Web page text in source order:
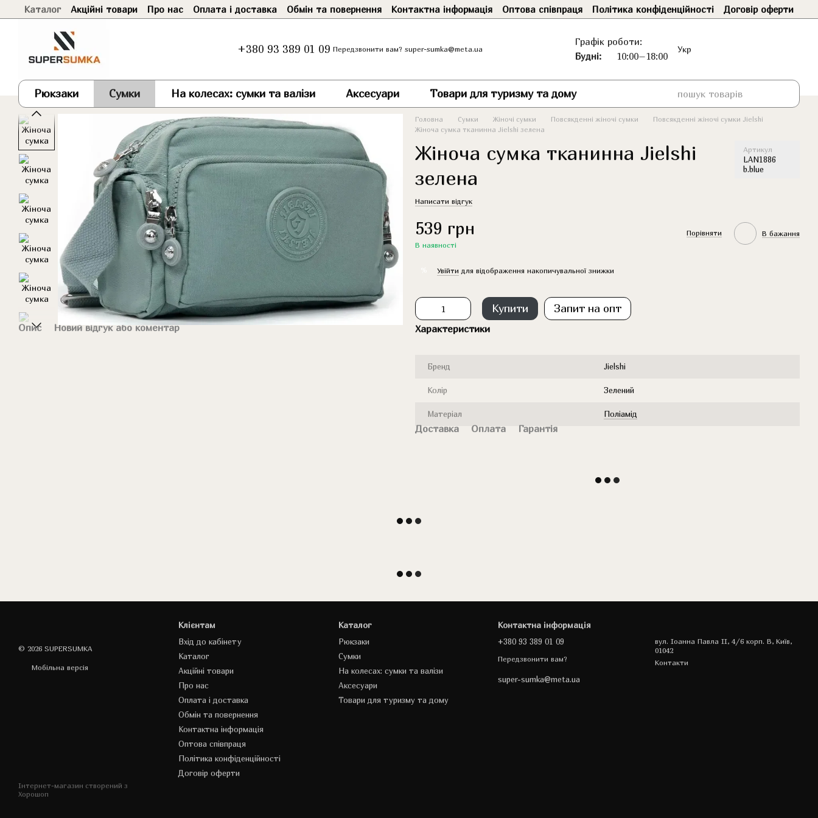
Перейти до основного контенту
Каталог Акційні товари Про нас Оплата і доставка Обмін та повернення Контактна інформація Оптова співпраця Політика конфіденційності Договір оферти
+380 93 389 01 09 Передзвонити вам? super-sumka@meta.ua
Графік роботи:
Будні:
10:00–18:00
Укр
Рюкзаки Сумки На колесах: сумки та валізи Аксесуари Товари для туризму та дому
Опис Новий відгук або коментар
Головна Сумки Жіночі сумки Повсякденні жіночі сумки
Повсякденні жіночі сумки Jielshi
Жіноча сумка тканинна Jielshi зелена
Жіноча сумка тканинна Jielshi
зелена
Артикул
LAN1886
b.blue
Написати відгук
539 грн
В наявності
Порівняти В бажання
Увійти для відображення накопичувальної знижки
Купити Запит на опт
Характеристики
Бренд Jielshi
Колір Зелений
Матеріал Поліамід
Доставка Оплата Гарантія
© 2026 SUPERSUMKA
Мобільна версія
Інтернет-магазин створений з
Хорошоп
Клієнтам
Вхід до кабінету
Каталог
Акційні товари
Про нас
Оплата і доставка
Обмін та повернення
Контактна інформація
Оптова співпраця
Політика конфіденційності
Договір оферти
Каталог
Рюкзаки
Сумки
На колесах: сумки та валізи
Аксесуари
Товари для туризму та дому
Контактна інформація
+380 93 389 01 09
Передзвонити вам?
super-sumka@meta.ua
вул. Іоанна Павла II, 4/6 корп. В, Київ,
01042
Контакти